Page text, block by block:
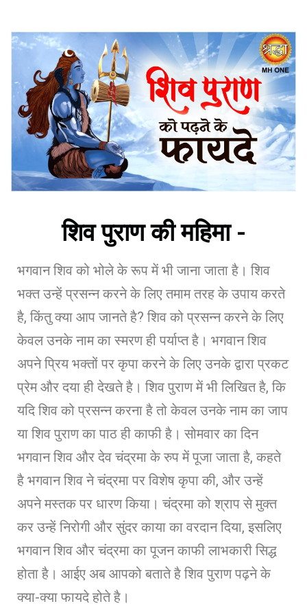
शिव पुराण की महिमा -
भगवान शिव को भोले के रूप में भी जाना जाता है। शिव
भक्त उन्हें प्रसन्न करने के लिए तमाम तरह के उपाय करते
है, किंतु क्या आप जानते है? शिव को प्रसन्न करने के लिए
केवल उनके नाम का स्मरण ही पर्याप्त है। भगवान शिव
अपने प्रिय भक्तों पर कृपा करने के लिए उनके द्वारा प्रकट
प्रेम और दया ही देखते है। शिव पुराण में भी लिखित है, कि
यदि शिव को प्रसन्न करना है तो केवल उनके नाम का जाप
या शिव पुराण का पाठ ही काफी है। सोमवार का दिन
भगवान शिव और देव चंद्रमा के रुप में पूजा जाता है, कहते
है भगवान शिव ने चंद्रमा पर विशेष कृपा की, और उन्हें
अपने मस्तक पर धारण किया। चंद्रमा को श्राप से मुक्त
कर उन्हें निरोगी और सुंदर काया का वरदान दिया, इसलिए
भगवान शिव और चंद्रमा का पूजन काफी लाभकारी सिद्ध
होता है। आईए अब आपको बताते है शिव पुराण पढ़ने के
क्या-क्या फायदे होते है।